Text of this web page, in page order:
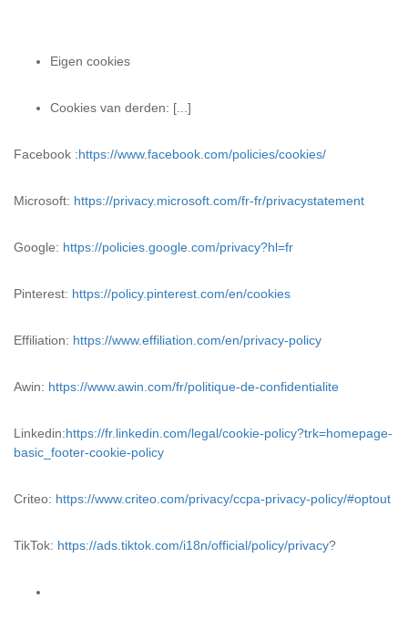
Eigen cookies
Cookies van derden: [...]
Facebook :https://www.facebook.com/policies/cookies/
Microsoft: https://privacy.microsoft.com/fr-fr/privacystatement
Google: https://policies.google.com/privacy?hl=fr
Pinterest: https://policy.pinterest.com/en/cookies
Effiliation: https://www.effiliation.com/en/privacy-policy
Awin: https://www.awin.com/fr/politique-de-confidentialite
Linkedin:https://fr.linkedin.com/legal/cookie-policy?trk=homepage-
basic_footer-cookie-policy
Criteo: https://www.criteo.com/privacy/ccpa-privacy-policy/#optout
TikTok: https://ads.tiktok.com/i18n/official/policy/privacy?